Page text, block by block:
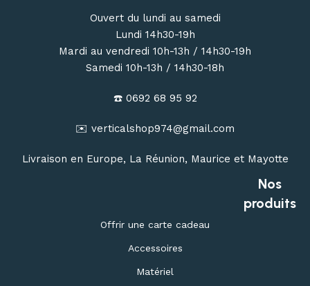
Ouvert du lundi au samedi
Lundi 14h30-19h
Mardi au vendredi 10h-13h / 14h30-19h
Samedi 10h-13h / 14h30-18h
☎️ 0692 68 95 92
✉️ verticalshop974@gmail.com
Livraison en Europe, La Réunion, Maurice et Mayotte
Nos
produits
Offrir une carte cadeau
Accessoires
Matériel